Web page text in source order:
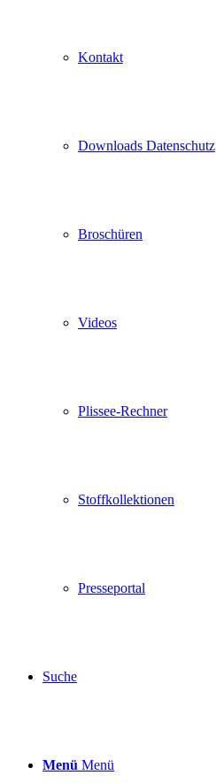
Kontakt
Downloads Datenschutz
Broschüren
Videos
Plissee-Rechner
Stoffkollektionen
Presseportal
Suche
Menü Menü